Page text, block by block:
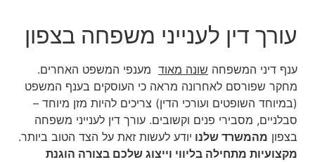
עורך דין לענייני משפחה בצפון
ענף דיני המשפחה שונה מאוד מענפי המשפט האחרים.
מחקר שפורסם לאחרונה מראה כי העוסקים בענף המשפט
(במיוחד השופטים ועורכי הדין) צריכים להיות מזן מיוחד –
סבלניים, מסבירי פנים וקשובים. עורך דין לענייני משפחה
בצפון מהמשרד שלנו יודע לעשות זאת על הצד הטוב ביותר.
מקצועיות מתחילה בליווי וייצוג שלכם בצורה הוגנת